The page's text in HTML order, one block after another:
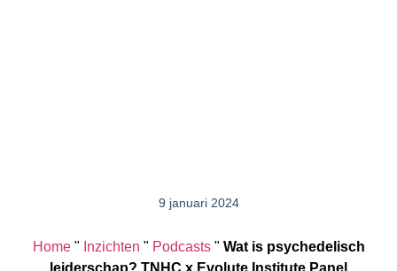
9 januari 2024
Home" Inzichten " Podcasts" Wat is psychedelisch
leiderschap? TNHC x Evolute Institute Panel